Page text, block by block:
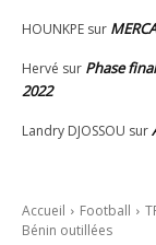
HOUNKPE sur
Hervé sur Phase
2022
Landry DJOSSOU sur